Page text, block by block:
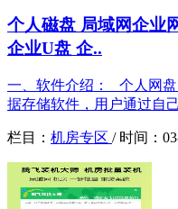
个人磁盘 局域网企业
企业U盘 企..
一、软件介绍： 个人网
据存储软件，用户通过自
栏目： 机房专区 / 时间：